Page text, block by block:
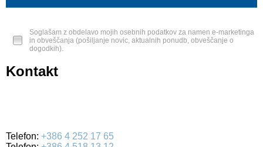
Soglašam z obdelavo mojih osebnih podatkov za namen e-marketinga
in obveščanja (pošiljanje novic, aktualnih ponudb, obveščanje o
dogodkih).
Kontakt
Telefon: +386 4 252 17 65